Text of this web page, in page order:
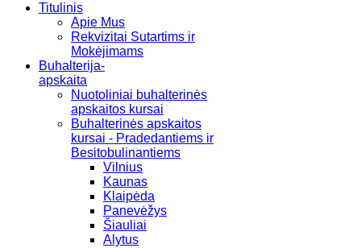
Titulinis
Apie Mus
Rekvizitai Sutartims ir
Mokėjimams
Buhalterija-
apskaita
Nuotoliniai buhalterinės
apskaitos kursai
Buhalterinės apskaitos
kursai - Pradedantiems ir
Besitobulinantiems
Vilnius
Kaunas
Klaipėda
Panevėžys
Šiauliai
Alytus